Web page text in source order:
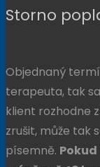
Storno
Objednaný
terapeuta, tak
klient rozhodne
zrušit, může tak
písemně.